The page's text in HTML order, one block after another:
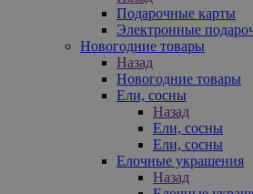
Подарочные карты
Электронные
Новогодние товары
Назад
Новогодние товары
Ели, сосны
Назад
Ели, сосны
Ели, сосны
Елочные украшения
Назад